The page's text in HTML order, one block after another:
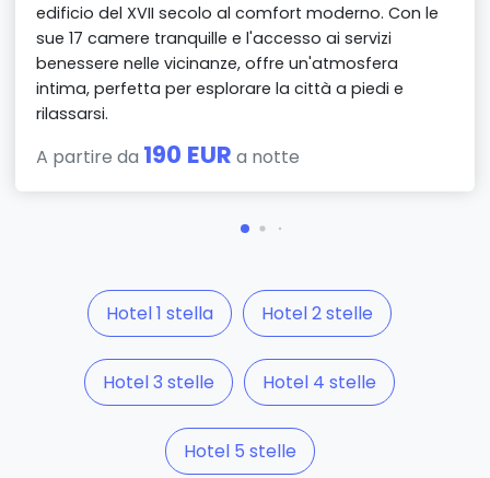
edificio del XVII secolo al comfort moderno. Con le
sue 17 camere tranquille e l'accesso ai servizi
benessere nelle vicinanze, offre un'atmosfera
intima, perfetta per esplorare la città a piedi e
rilassarsi.
A partire da 190 EUR a notte
Hotel 1 stella Hotel 2 stelle
Hotel 3 stelle Hotel 4 stelle
Hotel 5 stelle